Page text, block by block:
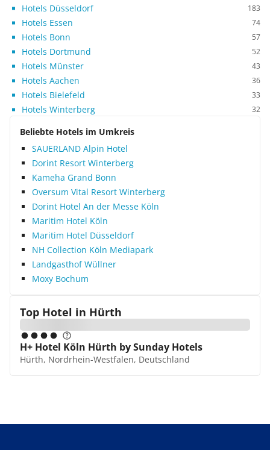
Hotels Düsseldorf 183
Hotels Essen 74
Hotels Bonn 57
Hotels Dortmund 52
Hotels Münster 43
Hotels Aachen 36
Hotels Bielefeld 33
Hotels Winterberg 32
Beliebte Hotels im Umkreis
SAUERLAND Alpin Hotel
Dorint Resort Winterberg
Kameha Grand Bonn
Oversum Vital Resort Winterberg
Dorint Hotel An der Messe Köln
Maritim Hotel Köln
Maritim Hotel Düsseldorf
NH Collection Köln Mediapark
Landgasthof Wüllner
Moxy Bochum
Top Hotel in Hürth
H+ Hotel Köln Hürth by Sunday Hotels
Hürth, Nordrhein-Westfalen, Deutschland